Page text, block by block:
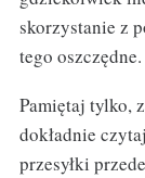
skorzystanie z
tego
Pamiętaj tylko,
dokładnie
przesyłki